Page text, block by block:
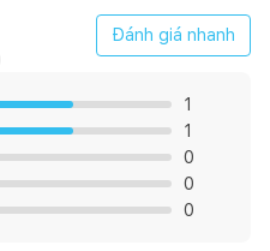
Đánh giá nhanh
1
1
0
0
0